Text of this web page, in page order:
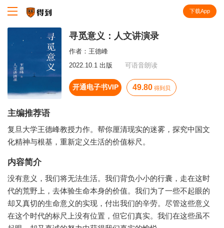
下载App
寻觅意义：人文讲演录
作者： 王德峰
2022.10.1 出版
可语音朗读
开通电子书VIP 49.80 得到贝
主编推荐语
复旦大学王德峰教授力作。帮你厘清现实的迷雾，探究中国文
化精神与根基，重新定义生活的价值标尺。
内容简介
没有意义，我们将无法生活。我们背负小小的行囊，走在这时
代的荒野上，去体验生命本身的价值。我们为了一些不起眼的
却又真切的生命意义的实现，付出我们的辛劳。尽管这些意义
在这个时代的标尺上没有位置，但它们真实。我们在这些虽不